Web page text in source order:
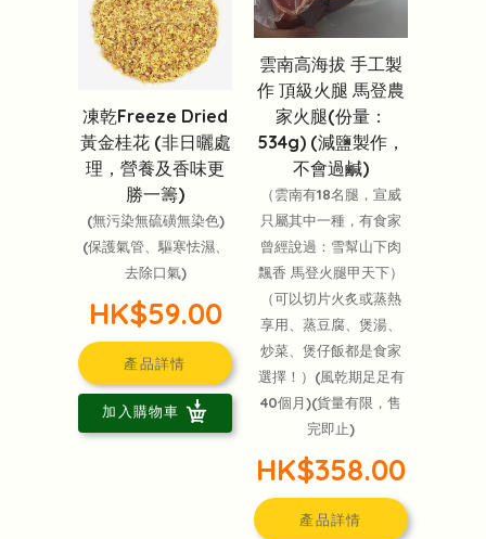
凍乾Freeze Dried
黃金桂花 (非日曬處
理，營養及香味更
勝一籌)
(無污染無硫磺無染色)
(保護氣管、驅寒怯濕、
去除口氣)
HK$59.00
產品詳情
加入購物車
雲南高海拔 手工製
作 頂級火腿 馬登農
家火腿(份量：
534g) (減鹽製作，
不會過鹹)
（雲南有18名腿，宣威
只屬其中一種，有食家
曾經說過：雪幫山下肉
飄香 馬登火腿甲天下）
（可以切片火炙或蒸熱
享用、蒸豆腐、煲湯、
炒菜、煲仔飯都是食家
選擇！）(風乾期足足有
40個月)(貨量有限，售
完即止)
HK$358.00
產品詳情